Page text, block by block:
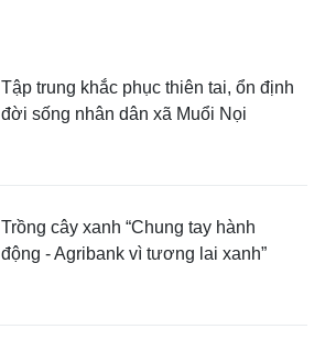
Tập trung khắc phục thiên tai, ổn định
đời sống nhân dân xã Muổi Nọi
Trồng cây xanh “Chung tay hành
động - Agribank vì tương lai xanh”